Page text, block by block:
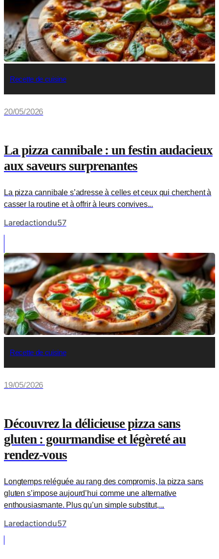
Recette de cuisine
20/05/2026
La pizza cannibale : un festin audacieux
aux saveurs surprenantes
La pizza cannibale s’adresse à celles et ceux qui cherchent à
casser la routine et à offrir à leurs convives...
Laredactiondu57
Recette de cuisine
19/05/2026
Découvrez la délicieuse pizza sans
gluten : gourmandise et légèreté au
rendez-vous
Longtemps reléguée au rang des compromis, la pizza sans
gluten s’impose aujourd’hui comme une alternative
enthousiasmante. Plus qu’un simple substitut,...
Laredactiondu57